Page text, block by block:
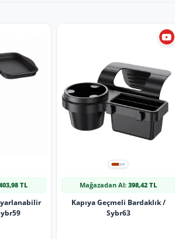
TL Mağazadan Al:398,42 TL
Kapıya Geçmeli Bardaklık /
Sybr63